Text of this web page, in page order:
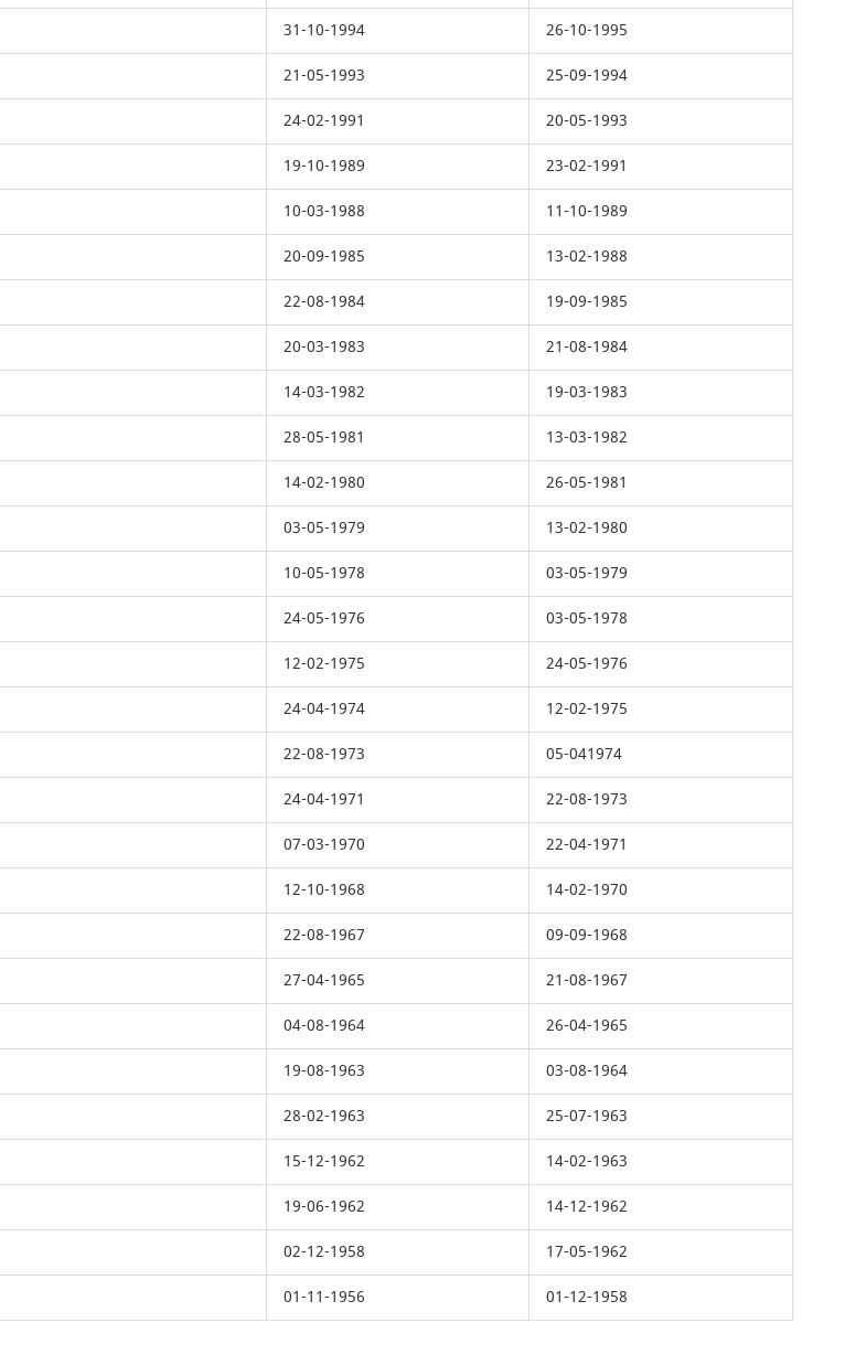
31-10-1994
26-10-1995
21-05-1993
25-09-1994
24-02-1991
20-05-1993
19-10-1989
23-02-1991
10-03-1988
11-10-1989
20-09-1985
13-02-1988
22-08-1984
19-09-1985
20-03-1983
21-08-1984
14-03-1982
19-03-1983
28-05-1981
13-03-1982
14-02-1980
26-05-1981
03-05-1979
13-02-1980
10-05-1978
03-05-1979
24-05-1976
03-05-1978
12-02-1975
24-05-1976
24-04-1974
12-02-1975
22-08-1973
05-041974
24-04-1971
22-08-1973
07-03-1970
22-04-1971
12-10-1968
14-02-1970
22-08-1967
09-09-1968
27-04-1965
21-08-1967
04-08-1964
26-04-1965
19-08-1963
03-08-1964
28-02-1963
25-07-1963
15-12-1962
14-02-1963
19-06-1962
14-12-1962
02-12-1958
17-05-1962
01-11-1956 01-12-1958